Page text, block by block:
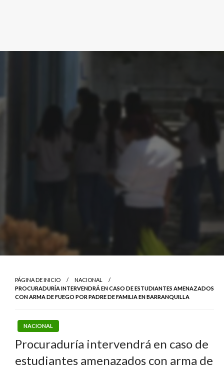
PÁGINA DE INICIO
NACIONAL
PROCURADURÍA INTERVENDRÁ EN CASO DE ESTUDIANTES AMENAZADOS
CON ARMA DE FUEGO POR PADRE DE FAMILIA EN BARRANQUILLA
NACIONAL
Procuraduría intervendrá en caso de
estudiantes amenazados con arma de